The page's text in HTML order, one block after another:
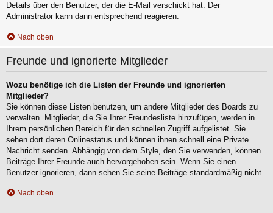
Details über den Benutzer, der die E-Mail verschickt hat. Der
Administrator kann dann entsprechend reagieren.
Nach oben
Freunde und ignorierte Mitglieder
Wozu benötige ich die Listen der Freunde und ignorierten
Mitglieder?
Sie können diese Listen benutzen, um andere Mitglieder des Boards zu
verwalten. Mitglieder, die Sie Ihrer Freundesliste hinzufügen, werden in
Ihrem persönlichen Bereich für den schnellen Zugriff aufgelistet. Sie
sehen dort deren Onlinestatus und können ihnen schnell eine Private
Nachricht senden. Abhängig von dem Style, den Sie verwenden, können
Beiträge Ihrer Freunde auch hervorgehoben sein. Wenn Sie einen
Benutzer ignorieren, dann sehen Sie seine Beiträge standardmäßig nicht.
Nach oben